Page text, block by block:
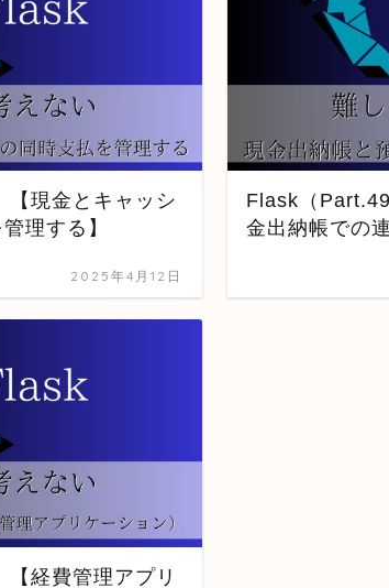
現金とキャッシ
理する】
2025年4月12日
Flask（
金出納帳での
経費管理アプリ